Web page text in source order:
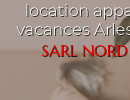
location
vacances
SARL